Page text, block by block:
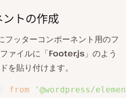
トの作成
フッターコンポーネント用のフ
ァイルに「Footer.js 」のよう
を貼り付けます。
from
'@wordpress/